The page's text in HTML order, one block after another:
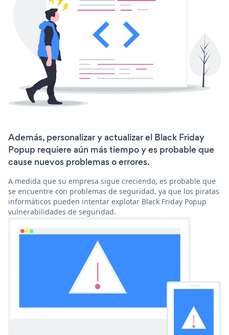
Además, personalizar y actualizar el Black Friday
Popup requiere aún más tiempo y es probable que
cause nuevos problemas o errores.
A medida que su empresa sigue creciendo, es probable que
se encuentre con problemas de seguridad, ya que los piratas
informáticos pueden intentar explotar Black Friday Popup
vulnerabilidades de seguridad.